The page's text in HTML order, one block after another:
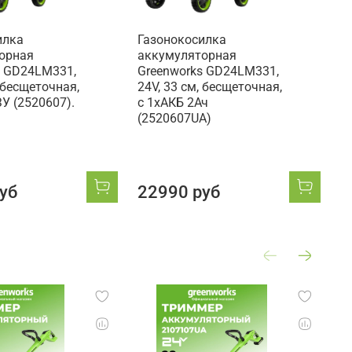
GD24LM331,
(2520607).
Газонокосилка
аккумуляторная
Greenworks GD24LM331,
24V, 33 см, бесщеточная,
c 1хАКБ 2Ач
(2520607UA)
22990 руб